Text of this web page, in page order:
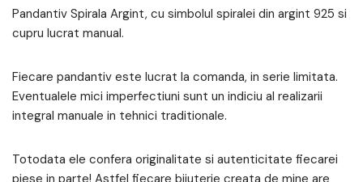
Pandantiv Spirala Argint, cu simbolul spiralei din argint 925 si
cupru lucrat manual.
Fiecare pandantiv este lucrat la comanda, in serie limitata.
Eventualele mici imperfectiuni sunt un indiciu al realizarii
integral manuale in tehnici traditionale.
Totodata ele confera originalitate si autenticitate fiecarei